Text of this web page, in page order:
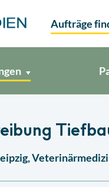
Aufträge